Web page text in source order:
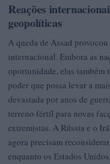
Reações
geopolíticas
A queda de Assad
internacional. Embora as
oportunidade, elas também
poder que possa levar a
devastada por anos de
terreno fértil para novas
extremistas. A Rússia e o
agora precisam
enquanto os Estados